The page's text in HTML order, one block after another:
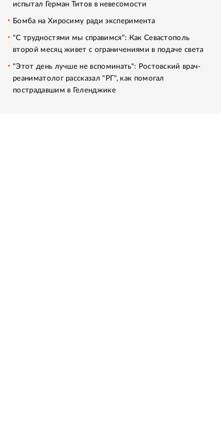
испытал Герман Титов в невесомости
Бомба на Хиросиму ради эксперимента
"С трудностями мы справимся": Как Севастополь
второй месяц живет с ограничениями в подаче света
"Этот день лучше не вспоминать": Ростовский врач-
реаниматолог рассказал "РГ", как помогал
пострадавшим в Геленджике